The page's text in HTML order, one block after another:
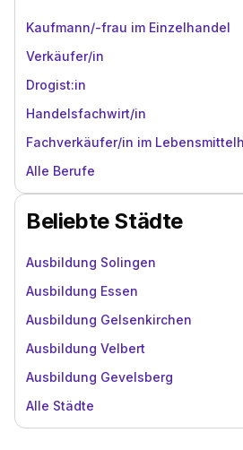
Kaufmann/-frau im Einzelhandel
Verkäufer/in
Drogist:in
Handelsfachwirt/in
Fachverkäufer/in im
Alle Berufe
Beliebte Städte
Ausbildung Solingen
Ausbildung Essen
Ausbildung Gelsenkirchen
Ausbildung Velbert
Ausbildung Gevelsberg
Alle Städte